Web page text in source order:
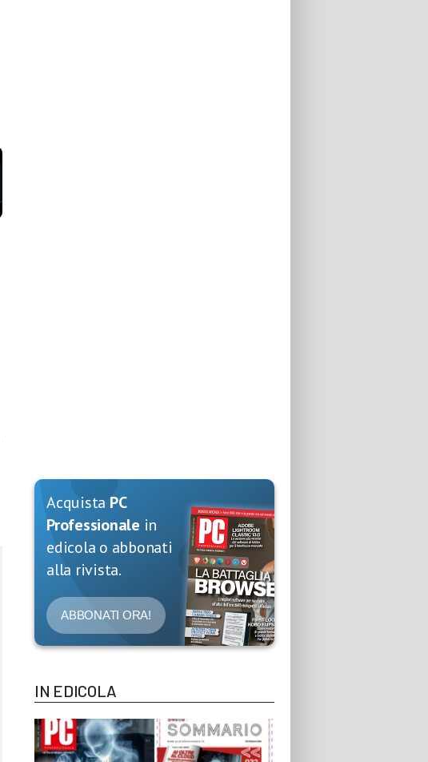
Acquista PC
Professionale in
edicola o abbonati
alla rivista.
ABBONATI ORA!
IN EDICOLA